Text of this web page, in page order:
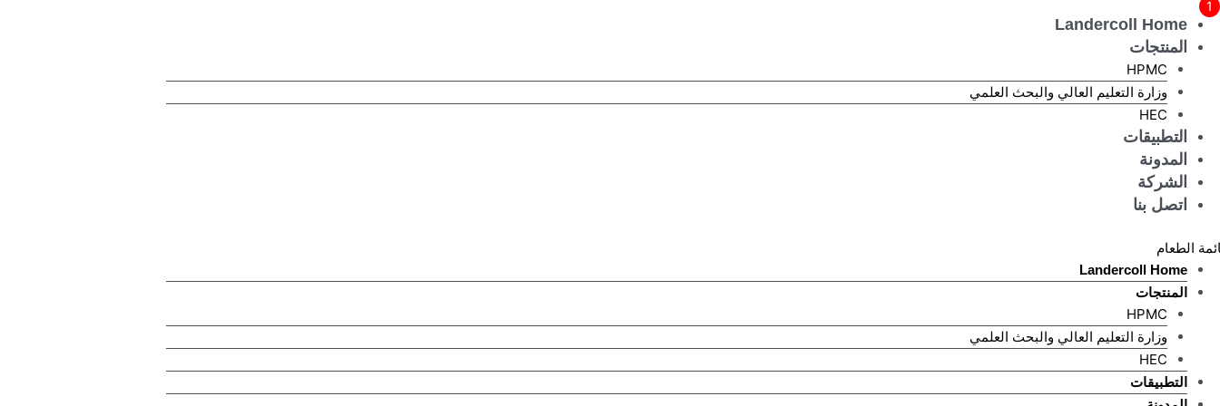
تخطي
إلى
المحتوى
Landercoll Home
المنتجات
HPMC
وزارة التعليم العالي والبحث العلمي
HEC
التطبيقات
المدونة
الشركة
اتصل بنا
الطعام
Landercoll Home
المنتجات
HPMC
وزارة التعليم العالي والبحث العلمي
HEC
التطبيقات